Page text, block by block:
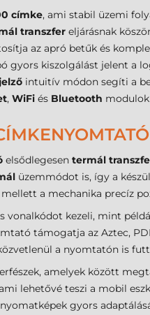
címke, ami stabil üzemi
transzfer eljárásnak
az apró betűk és
gyors kiszolgálást jelent a
intuitív módon segíti a
, WiFi és Bluetooth
elsődlegesen termál
üzemmódot is, így a
mellett a mechanika precíz
kezeli, mint
támogatja az Aztec,
a nyomtatón is
amelyek között
lehetővé teszi a mobil
gyors